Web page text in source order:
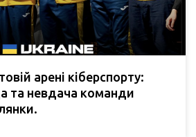
арені кіберспорту:
та невдача команди